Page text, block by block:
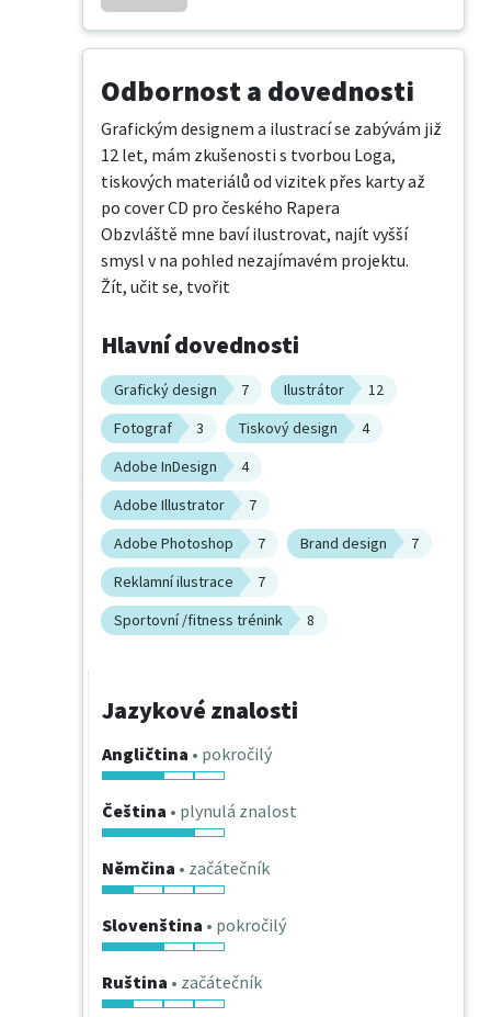
Odbornost a dovednosti
Grafickým designem a ilustrací se zabývám již
12 let, mám zkušenosti s tvorbou Loga,
tiskových materiálů od vizitek přes karty až
po cover CD pro českého Rapera
Obzvláště mne baví ilustrovat, najít vyšší
smysl v na pohled nezajímavém projektu.
Žít, učit se, tvořit
Hlavní dovednosti
Grafický design 7 Ilustrátor
12
Fotograf
3 Tiskový design
4
Adobe InDesign
4
Adobe Illustrator
7
Adobe Photoshop
7 Brand design
7
Reklamní ilustrace
7
Sportovní /fitness trénink
8
Jazykové znalosti
Angličtina • pokročilý
Čeština • plynulá znalost
Němčina • začátečník
Slovenština • pokročilý
Ruština • začátečník